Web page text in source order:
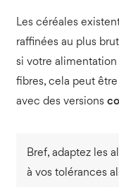
Les céréales
raffinées au plus
si votre
fibres, cela peut
avec des versions
Bref, adaptez les
à vos tolérances